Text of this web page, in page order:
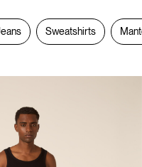
Sweatshirts